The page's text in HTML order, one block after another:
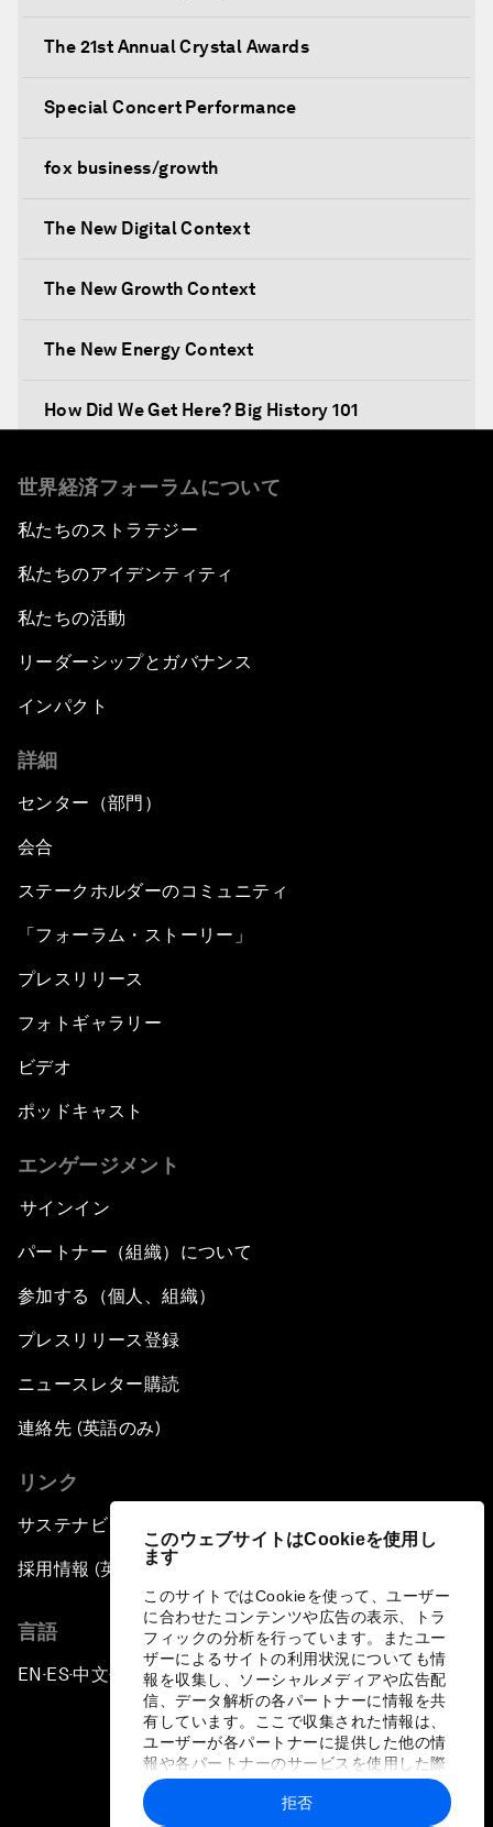
このウェブサイトはCookieを使用し
ます
このサイトではCookieを使って、ユーザー
に合わせたコンテンツや広告の表示、トラ
フィックの分析を行っています。またユー
ザーによるサイトの利用状況についても情
報を収集し、ソーシャルメディアや広告配
信、データ解析の各パートナーに情報を共
有しています。ここで収集された情報は、
ユーザーが各パートナーに提供した他の情
報や各パートナーのサービスを使用した際
に収集された情報と組み合わされ、各パー
トナーによって使用されることがありま
拒否
The 21st Annual Crystal Awards
Special Concert Performance
fox business/growth
The New Digital Context
The New Growth Context
The New Energy Context
How Did We Get Here? Big History 101
An Insight, An Idea with Martin Wolf
Closing the Infrastructure Gap
The New Banking Context
Forum Debate: The Price of Instability
Transformational Leadership
Transformational Leadership
An Insight, An Idea with Queen Rania
Religion: A Pretext for Conflict?
The End of Blindness
The Geo-Economics of Energy
Forum Debate: Leadership in Crisis
Global Health Security
The Future of Ukraine
Turkey's Vision for the G20
The End of Antibiotics
Achieving Africa’s Growth Agenda
Forum Debate: Global Financial Stability
The Latin America Context
世界経済フォーラムについて
私たちのストラテジー
私たちのアイデンティティ
私たちの活動
リーダーシップとガバナンス
インパクト
詳細
センター（部門）
会合
ステークホルダーのコミュニティ
「フォーラム・ストーリー」
プレスリリース
フォトギャラリー
ビデオ
ポッドキャスト
エンゲージメント
サインイン
パートナー（組織）について
参加する（個人、組織）
プレスリリース登録
ニュースレター購読
連絡先 (英語のみ)
リンク
サステナビリティへの取り組み
採用情報 (英語のみ)
言語
EN ▪ES▪中文▪ 日本語
プライバシーポリシーと利用規約